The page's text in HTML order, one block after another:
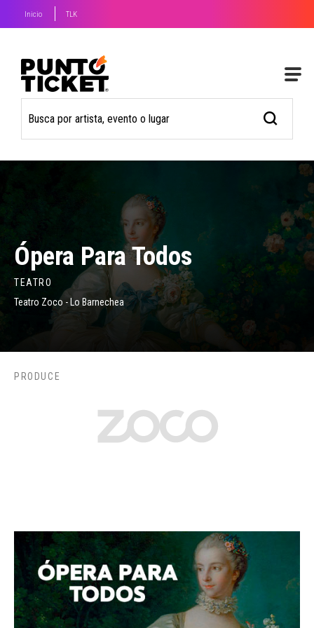
Inicio TLK
Ópera Para Todos
TEATRO
Teatro Zoco - Lo Barnechea
PRODUCE